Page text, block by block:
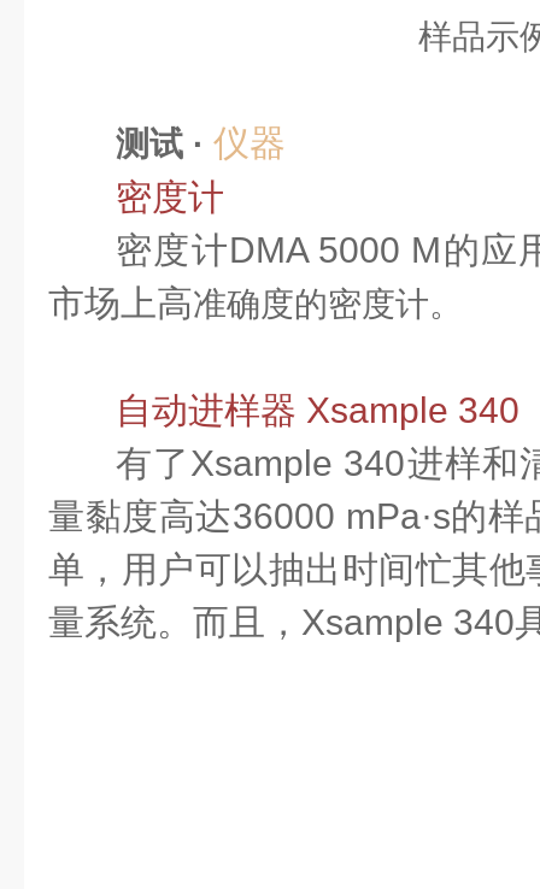
样品示
测试 · 仪器
密度计
密度计DMA 5000 M的应
市场上高准确度的密度计。
自动进样器 Xsample 340
有了Xsample 340进样和
量黏度高达36000 mPa·s的
单，用户可以抽出时间忙其
量系统。而且，Xsample 340